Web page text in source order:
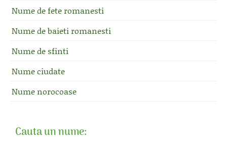
Nume de fete romanesti
Nume de baieti romanesti
Nume de sfinti
Nume ciudate
Nume norocoase
Cauta un nume: